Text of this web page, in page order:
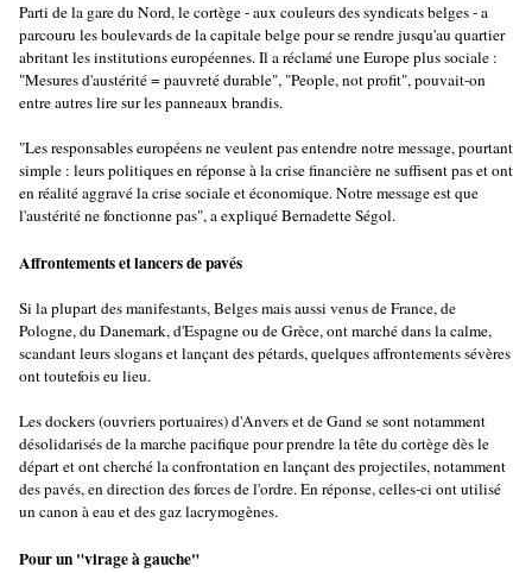
Parti de la gare du Nord, le cortège - aux couleurs des syndicats belges - a
parcouru les boulevards de la capitale belge pour se rendre jusqu'au quartier
abritant les institutions européennes. Il a réclamé une Europe plus sociale :
"Mesures d'austérité = pauvreté durable", "People, not profit", pouvait-on
entre autres lire sur les panneaux brandis.
"Les responsables européens ne veulent pas entendre notre message, pourtant
simple : leurs politiques en réponse à la crise financière ne suffisent pas et ont
en réalité aggravé la crise sociale et économique. Notre message est que
l'austérité ne fonctionne pas", a expliqué Bernadette Ségol.
Affrontements et lancers de pavés
Si la plupart des manifestants, Belges mais aussi venus de France, de
Pologne, du Danemark, d'Espagne ou de Grèce, ont marché dans la calme,
scandant leurs slogans et lançant des pétards, quelques affrontements sévères
ont toutefois eu lieu.
Les dockers (ouvriers portuaires) d'Anvers et de Gand se sont notamment
désolidarisés de la marche pacifique pour prendre la tête du cortège dès le
départ et ont cherché la confrontation en lançant des projectiles, notamment
des pavés, en direction des forces de l'ordre. En réponse, celles-ci ont utilisé
un canon à eau et des gaz lacrymogènes.
Pour un "virage à gauche"